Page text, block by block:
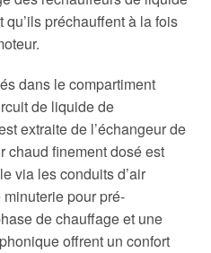
préchauffent à la fois
dans le compartiment
de liquide de
extraite de l’échangeur de
chaud finement dosé est
via les conduits d’air
pour pré-
de chauffage et une
offrent un confort